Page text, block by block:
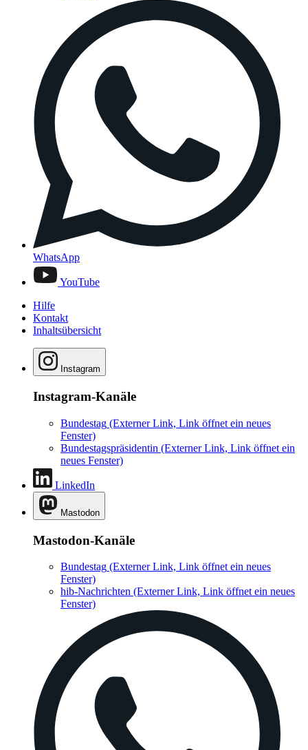
WhatsApp
YouTube
Hilfe
Kontakt
Inhaltsübersicht
Instagram
Instagram-Kanäle
Bundestag (Externer Link, Link öffnet ein neues
Fenster)
Bundestagspräsidentin (Externer Link, Link öffnet ein
neues Fenster)
LinkedIn
Mastodon
Mastodon-Kanäle
Bundestag (Externer Link, Link öffnet ein neues
Fenster)
hib-Nachrichten (Externer Link, Link öffnet ein neues
Fenster)